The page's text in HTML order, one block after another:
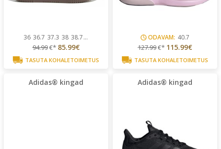
36 36.7 37.3 38 38.7...
94.99€* 85.99€
TASUTA KOHALETOIMETUS
ODAVAM: 40.7
127.99€* 115.99€
TASUTA KOHALETOIMETUS
Adidas® kingad Adidas® kingad